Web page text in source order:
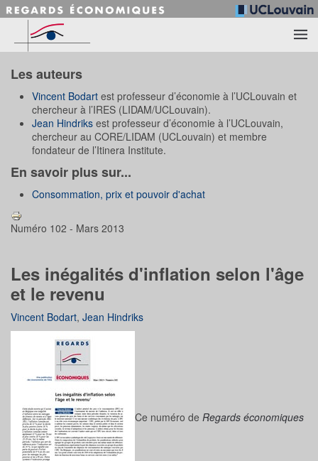
Accéder au contenu principal
Les auteurs
Vincent Bodart est professeur d’économie à l’UCLouvain et
chercheur à l’IRES (LIDAM/UCLouvain).
Jean Hindriks est professeur d’économie à l’UCLouvain,
chercheur au CORE/LIDAM (UCLouvain) et membre
fondateur de l’Itinera Institute.
En savoir plus sur...
Consommation, prix et pouvoir d'achat
Numéro 102 - Mars 2013
Les inégalités d'inflation selon l'âge
et le revenu
Vincent Bodart, Jean Hindriks
Ce numéro de Regards économiques